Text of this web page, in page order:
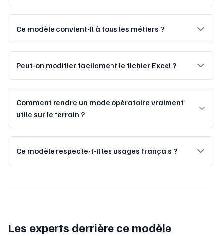
Ce modèle convient-il à tous les métiers ?
Peut-on modifier facilement le fichier Excel ?
Comment rendre un mode opératoire vraiment
utile sur le terrain ?
Ce modèle respecte-t-il les usages français ?
Les experts derrière ce modèle